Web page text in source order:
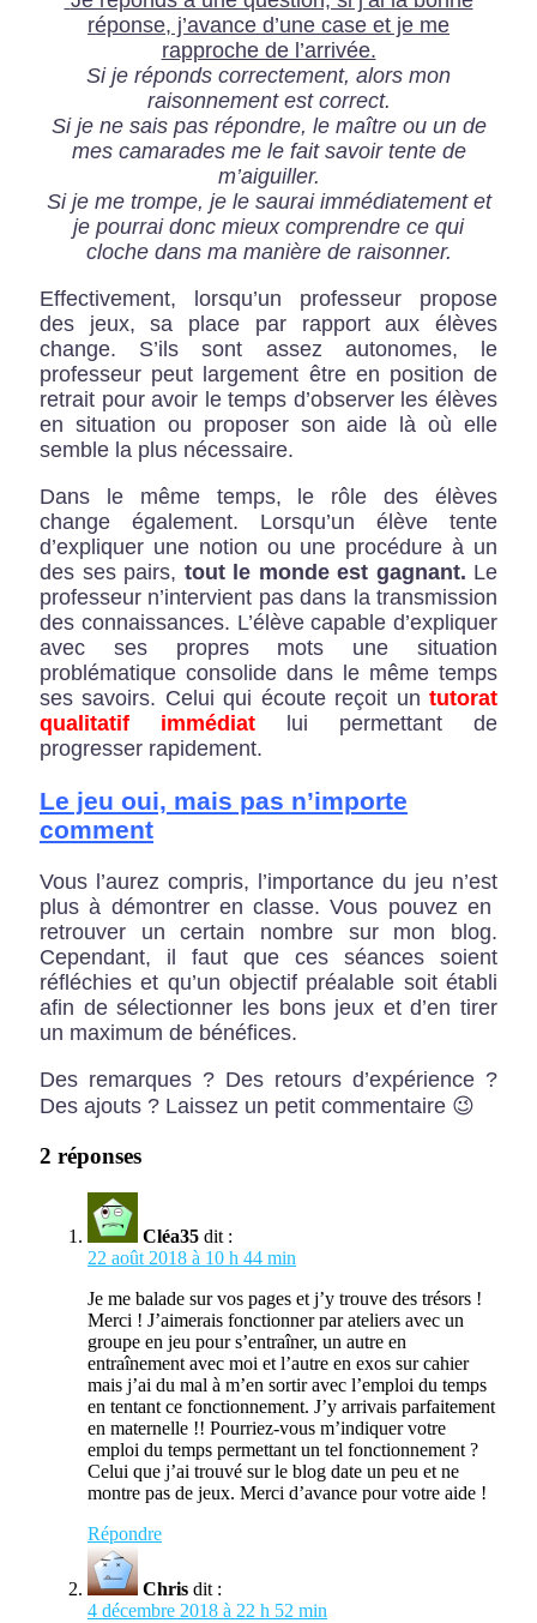
réponse, j’avance d’une case et je me
rapproche de l’arrivée.
Si je réponds correctement, alors mon
raisonnement est correct.
Si je ne sais pas répondre, le maître ou un de
mes camarades me le fait savoir tente de
m’aiguiller.
Si je me trompe, je le saurai immédiatement et
je pourrai donc mieux comprendre ce qui
cloche dans ma manière de raisonner.
Effectivement, lorsqu’un professeur propose
des jeux, sa place par rapport aux élèves
change. S’ils sont assez autonomes, le
professeur peut largement être en position de
retrait pour avoir le temps d’observer les élèves
en situation ou proposer son aide là où elle
semble la plus nécessaire.
Dans le même temps, le rôle des élèves
change également. Lorsqu’un élève tente
d’expliquer une notion ou une procédure à un
des ses pairs, tout le monde est gagnant. Le
professeur n’intervient pas dans la transmission
des connaissances. L’élève capable d’expliquer
avec ses propres mots une situation
problématique consolide dans le même temps
ses savoirs. Celui qui écoute reçoit un tutorat
qualitatif immédiat lui permettant de
progresser rapidement.
Le jeu oui, mais pas n’importe
comment
Vous l’aurez compris, l’importance du jeu n’est
plus à démontrer en classe. Vous pouvez en
retrouver un certain nombre sur mon blog.
Cependant, il faut que ces séances soient
réfléchies et qu’un objectif préalable soit établi
afin de sélectionner les bons jeux et d’en tirer
un maximum de bénéfices.
Des remarques ? Des retours d’expérience ?
Des ajouts ? Laissez un petit commentaire 😉
2 réponses
Cléa35 dit :
22 août 2018 à 10 h 44 min
Je me balade sur vos pages et j’y trouve des trésors !
Merci ! J’aimerais fonctionner par ateliers avec un
groupe en jeu pour s’entraîner, un autre en
entraînement avec moi et l’autre en exos sur cahier
mais j’ai du mal à m’en sortir avec l’emploi du temps
en tentant ce fonctionnement. J’y arrivais parfaitement
en maternelle !! Pourriez-vous m’indiquer votre
emploi du temps permettant un tel fonctionnement ?
Celui que j’ai trouvé sur le blog date un peu et ne
montre pas de jeux. Merci d’avance pour votre aide !
Répondre
Chris dit :
4 décembre 2018 à 22 h 52 min